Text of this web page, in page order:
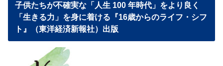
子供たちが不確実な「人生 100 年時代」をより良く
「生きる力」を身に着ける『16歳からのライフ・シフ
ト』（東洋経済新報社）出版